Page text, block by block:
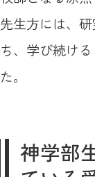
先生方には、
ち、学び続け
た。
神学部